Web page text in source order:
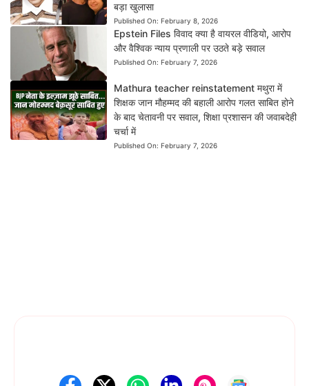
बड़ा खुलासा
Published On: February 8, 2026
Epstein Files विवाद क्या है वायरल वीडियो, आरोप
और वैश्विक न्याय प्रणाली पर उठते बड़े सवाल
Published On: February 7, 2026
Mathura teacher reinstatement मथुरा में
शिक्षक जान मौहम्मद की बहाली आरोप गलत साबित होने
के बाद चेतावनी पर सवाल, शिक्षा प्रशासन की जवाबदेही
चर्चा में
Published On: February 7, 2026